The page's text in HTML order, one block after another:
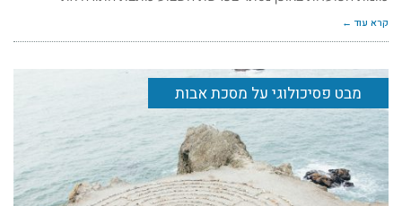
קרא עוד ←
מבט פסיכולוגי על מסכת אבות